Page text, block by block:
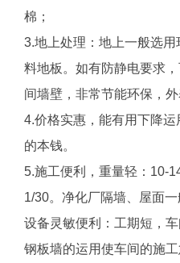
棉；
3.地上处理：地上一般选
料地板。如有防静电要求
间墙壁，非常节能环保，外
4.价格实惠，能有用下降
的本钱。
5.施工便利，重量轻：10-
1/30。净化厂隔墙、屋面
设备灵敏便利：工期短，
钢板墙的运用使车间的施